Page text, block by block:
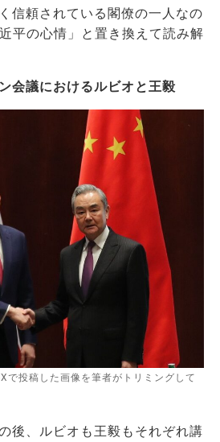
信頼されている閣僚の一人なの
平の心情」と置き換えて読み解
会議におけるルビオと王毅
で投稿した画像を筆者がトリミングして
後、ルビオも王毅もそれぞれ講